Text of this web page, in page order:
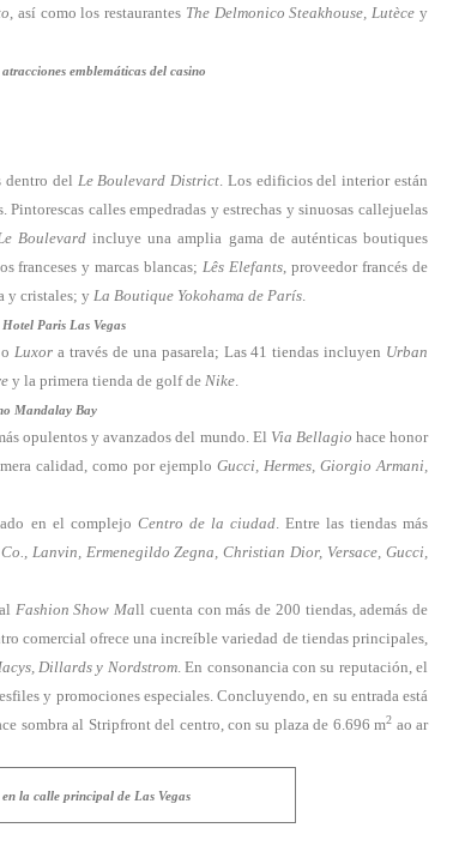
, así como los restaurantes The Delmonico Steakhouse, Lutèce y
emblemáticas del casino
dentro del Le Boulevard District. Los edificios del interior están
calles empedradas y estrechas y sinuosas callejuelas
Boulevardincluye una amplia gama de auténticas boutiques
franceses y marcas blancas;Lês Elefants, proveedor francés de
y cristales; y La Boutique Yokohama de París.
Paris Las Vegas
oLuxor a través de una pasarela; Las 41 tiendas incluyen Urban
y la primera tienda de golf de Nike.
Mandalay Bay
opulentos y avanzados del mundo. El Via Bellagio hace honor
calidad, como por ejemplo Gucci, Hermes, Giorgio Armani,
en el complejo Centro de la ciudad. Entre las tiendas más
Lanvin, Ermenegildo Zegna, Christian Dior, Versace, Gucci,
Fashion Show Mall cuenta con más de 200 tiendas, además de
comercial ofrece una increíble variedad de tiendas principales,
Dillards y Nordstrom. En consonancia con su reputación, el
y promociones especiales. Concluyendo, en su entrada está
sombra al Stripfront del centro, con su plaza de 6.696 m2 ao ar
la calle principal de Las Vegas